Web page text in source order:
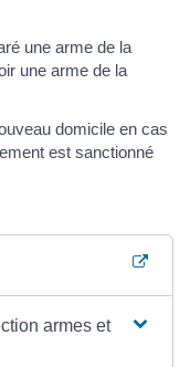
une arme de la
une arme de la
domicile en cas
est sanctionné
armes et